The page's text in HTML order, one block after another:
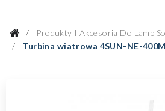
Produkty I Akcesoria Do Lamp
Turbina wiatrowa 4SUN-NE-